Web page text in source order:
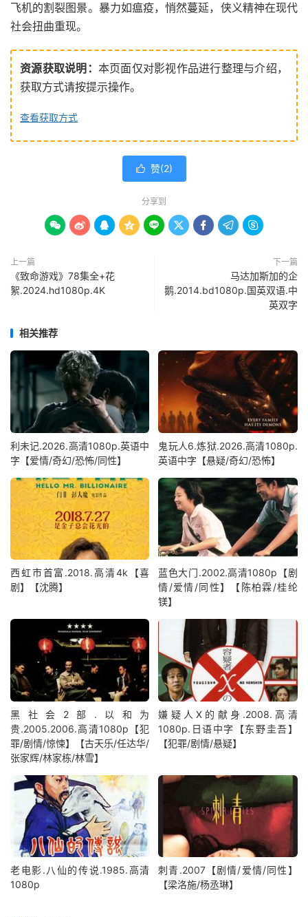
飞机的割裂图景。暴力如瘟疫，悄然蔓延，侠义精神在现代
社会扭曲重现。
资源获取说明： 本页面仅对影视作品进行整理与介绍，
获取方式请按提示操作。
查看获取方式
 赞(2)
分享到
        
上一篇
《致命游戏》78集全+花
絮.2024.hd1080p.4K
下一篇
马达加斯加的企
鹅.2014.bd1080p.国英双语.中
英双字
相关推荐
利未记.2026.高清1080p.英语中
字【爱情/奇幻/恐怖/同性】
鬼玩人6.炼狱.2026.高清1080p.
英语中字【悬疑/奇幻/恐怖】
西虹市首富.2018.高清4k【喜
剧】【沈腾】
蓝色大门.2002.高清1080p【剧
情/爱情/同性】【陈柏霖/桂纶
镁】
黑社会2部.以和为
贵.2005.2006.高清1080p【犯
罪/剧情/惊悚】【古天乐/任达华/
张家辉/林家栋/林雪】
嫌疑人X的献身.2008.高清
1080p.日语中字【东野圭吾】
【犯罪/剧情/悬疑】
老电影.八仙的传说.1985.高清
1080p
刺青.2007【剧情/爱情/同性】
【梁洛施/杨丞琳】